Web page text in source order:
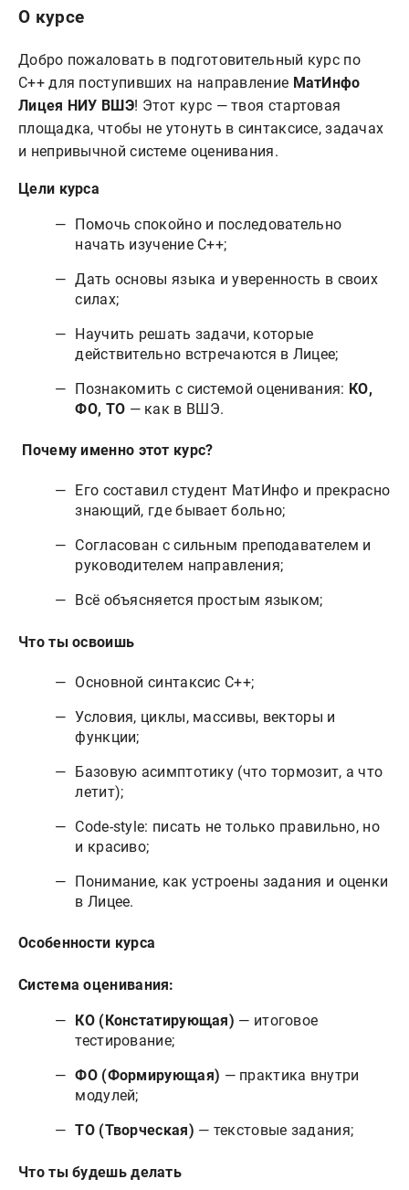
О курсе
Добро пожаловать в подготовительный курс по
C++ для поступивших на направление МатИнфо
Лицея НИУ ВШЭ! Этот курс — твоя стартовая
площадка, чтобы не утонуть в синтаксисе, задачах
и непривычной системе оценивания.
Цели курса
Помочь спокойно и последовательно
начать изучение C++;
Дать основы языка и уверенность в своих
силах;
Научить решать задачи, которые
действительно встречаются в Лицее;
Познакомить с системой оценивания: КО,
ФО, ТО — как в ВШЭ.
Почему именно этот курс?
Его составил студент МатИнфо и прекрасно
знающий, где бывает больно;
Согласован с сильным преподавателем и
руководителем направления;
Всё объясняется простым языком;
Что ты освоишь
Основной синтаксис C++;
Условия, циклы, массивы, векторы и
функции;
Базовую асимптотику (что тормозит, а что
летит);
Code-style: писать не только правильно, но
и красиво;
Понимание, как устроены задания и оценки
в Лицее.
Особенности курса
Система оценивания:
КО (Констатирующая) — итоговое
тестирование;
ФО (Формирующая) — практика внутри
модулей;
ТО (Творческая) — текстовые задания;
Что ты будешь делать